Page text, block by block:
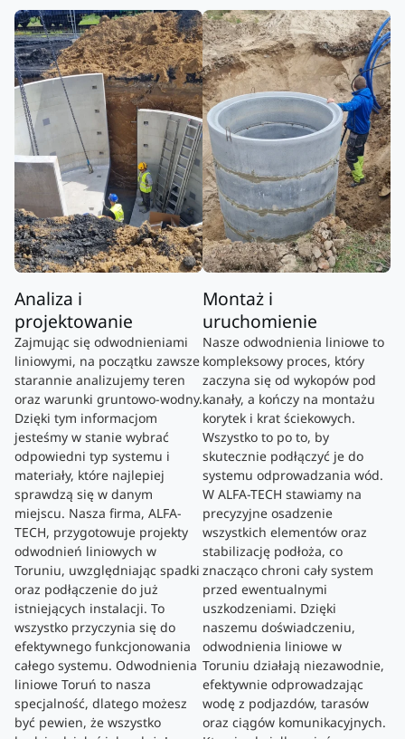
Analiza i
projektowanie
Zajmując się odwodnieniami
liniowymi, na początku zawsze
starannie analizujemy teren
oraz warunki gruntowo-wodny.
Dzięki tym informacjom
jesteśmy w stanie wybrać
odpowiedni typ systemu i
materiały, które najlepiej
sprawdzą się w danym
miejscu. Nasza firma, ALFA-
TECH, przygotowuje projekty
odwodnień liniowych w
Toruniu, uwzględniając spadki
oraz podłączenie do już
istniejących instalacji. To
wszystko przyczynia się do
efektywnego funkcjonowania
całego systemu. Odwodnienia
liniowe Toruń to nasza
specjalność, dlatego możesz
być pewien, że wszystko
Montaż i
uruchomienie
Nasze odwodnienia liniowe to
kompleksowy proces, który
zaczyna się od wykopów pod
kanały, a kończy na montażu
korytek i krat ściekowych.
Wszystko to po to, by
skutecznie podłączyć je do
systemu odprowadzania wód.
W ALFA-TECH stawiamy na
precyzyjne osadzenie
wszystkich elementów oraz
stabilizację podłoża, co
znacząco chroni cały system
przed ewentualnymi
uszkodzeniami. Dzięki
naszemu doświadczeniu,
odwodnienia liniowe w
Toruniu działają niezawodnie,
efektywnie odprowadzając
wodę z podjazdów, tarasów
oraz ciągów komunikacyjnych.